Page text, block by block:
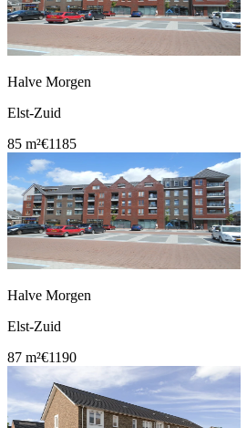
Halve Morgen
Elst-Zuid
85 m²€1185
Halve Morgen
Elst-Zuid
87 m²€1190